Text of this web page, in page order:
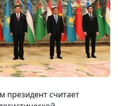
президент считает